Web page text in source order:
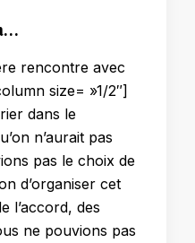
rencontre avec
size= »1/2″]
dans le
n’aurait pas
pas le choix de
d’organiser cet
l’accord, des
ne pouvions pas